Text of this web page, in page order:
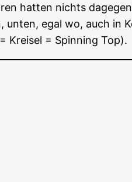
hat­ten nichts
unten, egal wo, auch in
Krei­sel = Spin­ning Top).